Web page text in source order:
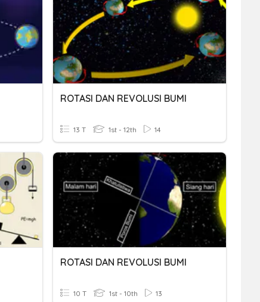
ROTASI DAN REVOLUSI BUMI
13 T 1st - 12th 14
ROTASI DAN REVOLUSI BUMI
10 T 1st - 10th 13